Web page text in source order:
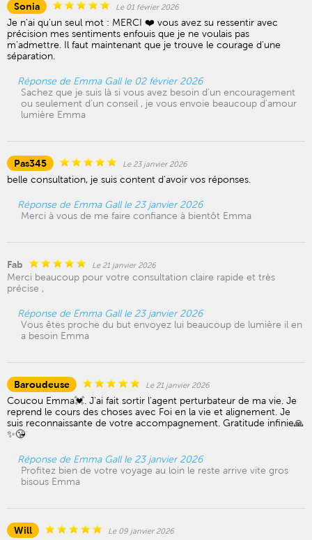
Sonia Le 01 février 2026
Je n'ai qu'un seul mot : MERCI ❤️ vous avez su ressentir avec
précision mes sentiments enfouis que je ne voulais pas
m'admettre. Il faut maintenant que je trouve le courage d'une
séparation.
Réponse de Emma Gall le 02 février 2026
Sachez que je suis là si vous avez besoin d'un encouragement
ou seulement d'un conseil , je vous envoie beaucoup d'amour
lumière Emma
Pas345 Le 23 janvier 2026
belle consultation, je suis content d'avoir vos réponses.
Réponse de Emma Gall le 23 janvier 2026
Merci à vous de me faire confiance à bientôt Emma
Fab Le 21 janvier 2026
Merci beaucoup pour votre consultation claire rapide et très
précise ,
Réponse de Emma Gall le 23 janvier 2026
Vous êtes proche du but envoyez lui beaucoup de lumière il en
a besoin Emma
Baroudeuse Le 21 janvier 2026
Coucou Emma💓. J'ai fait sortir l'agent perturbateur de ma vie. Je
reprend le cours des choses avec Foi en la vie et alignement. Je
suis reconnaissante de votre accompagnement. Gratitude infinie🙏
✨😘
Réponse de Emma Gall le 23 janvier 2026
Profitez bien de votre voyage au loin le reste arrive vite gros
bisous Emma
Will Le 09 janvier 2026